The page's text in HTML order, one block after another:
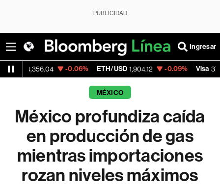
PUBLICIDAD
Ingresar
-0.06% ETH/USD 1,904.12 -0.09% Visa 370.47
MÉXICO
México profundiza caída
en producción de gas
mientras importaciones
rozan niveles máximos